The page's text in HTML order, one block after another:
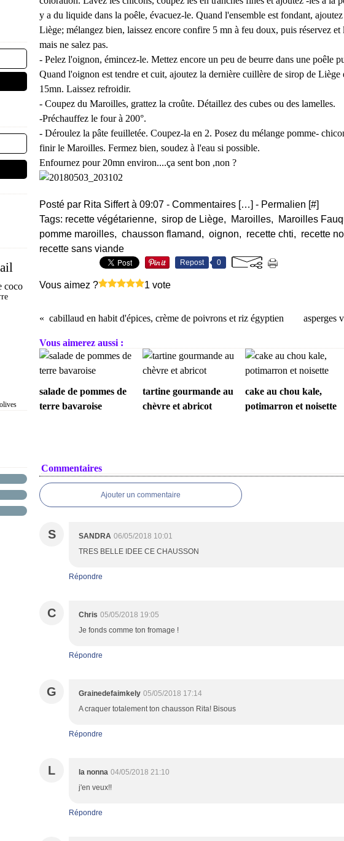
ail
coco
olives
y a du liquide dans la poêle, évacuez-le. Quand l'ensemble est fondant,
Liège; mélangez bien, laissez encore confire 5 mn à feu doux, puis réservez
mais ne salez pas.
- Pelez l'oignon, émincez-le. Mettez encore un peu de beurre dans une poêle
Quand l'oignon est tendre et cuit, ajoutez la dernière cuillère de sirop de Liège
15mn. Laissez refroidir.
- Coupez du Maroilles, grattez la croûte. Détaillez des cubes ou des lamelles.
-Préchauffez le four à 200°.
- Déroulez la pâte feuilletée. Coupez-la en 2. Posez du mélange pomme-
finir le Maroilles. Fermez bien, soudez à l'eau si possible.
Enfournez pour 20mn environ....ça sent bon ,non ?
Posté par Rita Siffert à 09:07 - Commentaires […] - Permalien [#]
Tags: recette végétarienne, sirop de Liège, Maroilles, Maroilles
pomme maroilles, chausson flamand, oignon, recette chti, recette
recette sans viande
Repost 0
Vous aimez ? 1 vote
cabillaud en habit d'épices, crème de poivrons et riz égyptien asperges
Vous aimerez aussi :
salade de pommes de
terre bavaroise
tartine gourmande au
chèvre et abricot
cake au chou kale,
potimarron et noisette
Commentaires
Ajouter un commentaire
S SANDRA 06/05/2018 10:01
TRES BELLE IDEE CE CHAUSSON
Répondre
C Chris 05/05/2018 19:05
Je fonds comme ton fromage !
Répondre
G Grainedefaimkely 05/05/2018 17:14
A craquer totalement ton chausson Rita! Bisous
Répondre
L la nonna 04/05/2018 21:10
j'en veux!!
Répondre